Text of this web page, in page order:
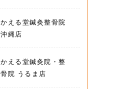
かえる堂鍼灸整骨院
沖縄店
かえる堂鍼灸院・整
骨院 うるま店